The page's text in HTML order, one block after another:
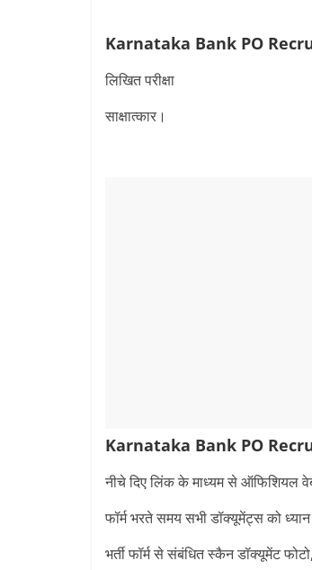
Karnataka Bank PO
लिखित परीक्षा
साक्षात्कार।
Karnataka Bank PO
नीचे दिए लिंक के माध्यम से ऑफिशियल
फॉर्म भरते समय सभी डॉक्यूमेंट्स को
भर्ती फॉर्म से संबंधित स्कैन डॉक्यूमेंट